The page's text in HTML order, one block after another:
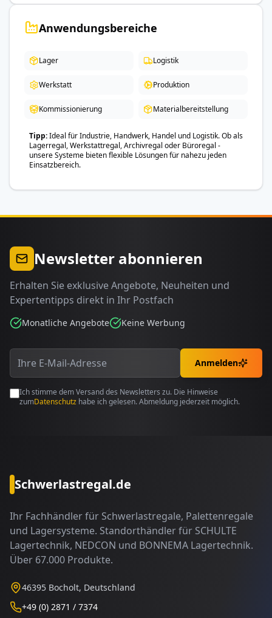
Anwendungsbereiche
Lager Logistik
Werkstatt Produktion
Kommissionierung Materialbereitstellung
Tipp Ideal für Industrie, Handwerk, Handel und Logistik. Ob als
Lagerregal, Werkstattregal, Archivregal oder Büroregal -
unsere Systeme bieten flexible Lösungen für nahezu jeden
Einsatzbereich.
Newsletter abonnieren
Erhalten Sie exklusive Angebote, Neuheiten und
Expertentipps direkt in Ihr Postfach
Monatliche Angebote Keine Werbung
Anmelden
Ich stimme dem Versand des Newsletters zu. Die Hinweise
zumDatenschutz habe ich gelesen. Abmeldung jederzeit möglich.
Schwerlastregal.de
Ihr Fachhändler für Schwerlastregale, Palettenregale
und Lagersysteme. Standorthändler für SCHULTE
Lagertechnik, NEDCON und BONNEMA Lagertechnik.
Über 67.000 Produkte.
46395 Bocholt, Deutschland
+49 (0) 2871 / 7374